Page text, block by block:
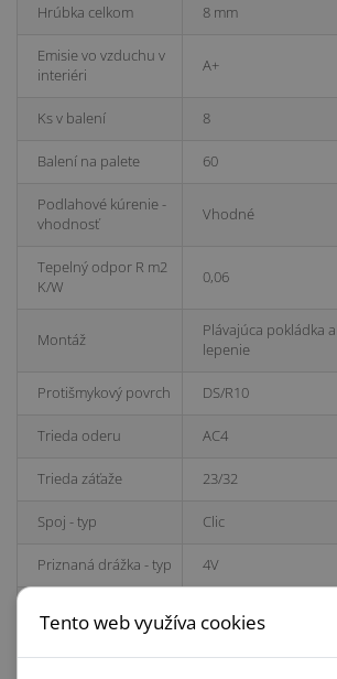
Hrúbka celkom 8 mm
Emisie vo vzduchu v
interiéri
A+
Ks v balení 8
Balení na palete 60
Podlahové kúrenie -
vhodnosť
Vhodné
Tepelný odpor R m2
K/W
0,06
Montáž
Plávajúca pokládka
lepenie
Protišmykový povrch DS/R10
Trieda oderu AC4
Trieda záťaže 23/32
Spoj - typ Clic
Priznaná drážka - typ 4V
Overlay
Tento web využíva cookies